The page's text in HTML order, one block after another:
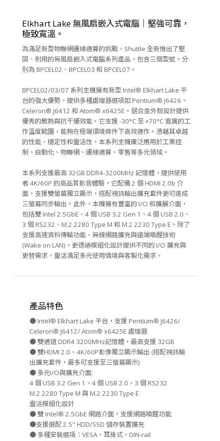
Elkhart Lake 無風扇嵌入式電腦｜堅強可靠，
極致寬溫。
為滿足新型物聯網邊緣運算的挑戰，Shuttle 全新推出了堅
固、耐用的無風扇嵌入式電腦系列產品，包含三個型號，分
別為 BPCEL02、BPCEL03 和 BPCEL07。
BPCEL02/03/07 系列主機擁有新型 Intel® Elkhart Lake 平
台的強大優勢，提供多種處理器選項如 Pentium® J6426、
Celeron® J6412 和 Atom® x6425E。鋁合金外殼設計提供
優秀的散熱與抗干擾效能。它支援 -30°C 至 +70°C 寬廣的工
作溫度範圍，能夠在極端環境條件下高效運作。憑藉其卓越
的性能、穩定性和靈活性，本系列主機廣泛應用於工業控
制、自動化、物聯網、邊緣運算、零售等多元領域。
本系列支援最高 32GB DDR4-3200MHz 記憶體，提供使用
者 4K/60P 的高品質影音體驗，它配備 2 個 HDMI 2.0b 介
面，支援雙螢幕獨立顯示，搭配視訊輸出擴充套件更可達成
三螢幕同步輸出。此外，本機擁有豐富的 I/O 和擴展介面，
包括雙 Intel 2.5GbE、4 個 USB 3.2 Gen 1、4 個 USB 2.0、
3 個 RS232、M.2 2280 Type M 和 M.2 2230 Type E。除了
支援高速資料傳輸功能、無線網路擴充與遠端喚醒技術
(Wake on LAN)，更透過模組化設計提供不同的 I/O 擴充與
更替需求，靈活滿足多元使用情境與客製化需求。
產品特色
● Intel® Elkhart Lake 平台，支援 Pentium® J6426/
Celeron® J6412/ Atom® x6425E 處理器
● 雙通道 DDR4 3200MHz記憶體，最高支援 32GB
● 雙HDMI 2.0、4K/60P影像獨立顯示輸出 (搭配視訊輸
出擴充套件，最多可支援至三螢幕顯示)
● 多元I/O與擴充介面:
4 個 USB 3.2 Gen 1、4 個 USB 2.0、3 個 RS232
M.2 2280 Type M 與 M.2 2230 Type E
靈活模組化設計
● 雙 Intel® 2.5GbE 網路介面，支援網路喚醒功能
●支援選配 2.5" HDD/SSD 儲存裝置擴充
● 多種安裝選項：VESA、耳掛式、DIN-rail